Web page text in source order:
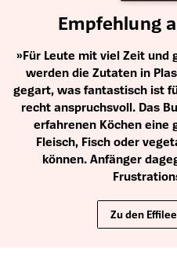
Empfehlung
»Für Leute mit viel Zeit und
werden die Zutaten in
gegart, was fantastisch ist
recht anspruchsvoll. Das
erfahrenen Köchen eine
Fleisch, Fisch oder
können. Anfänger
Zu den